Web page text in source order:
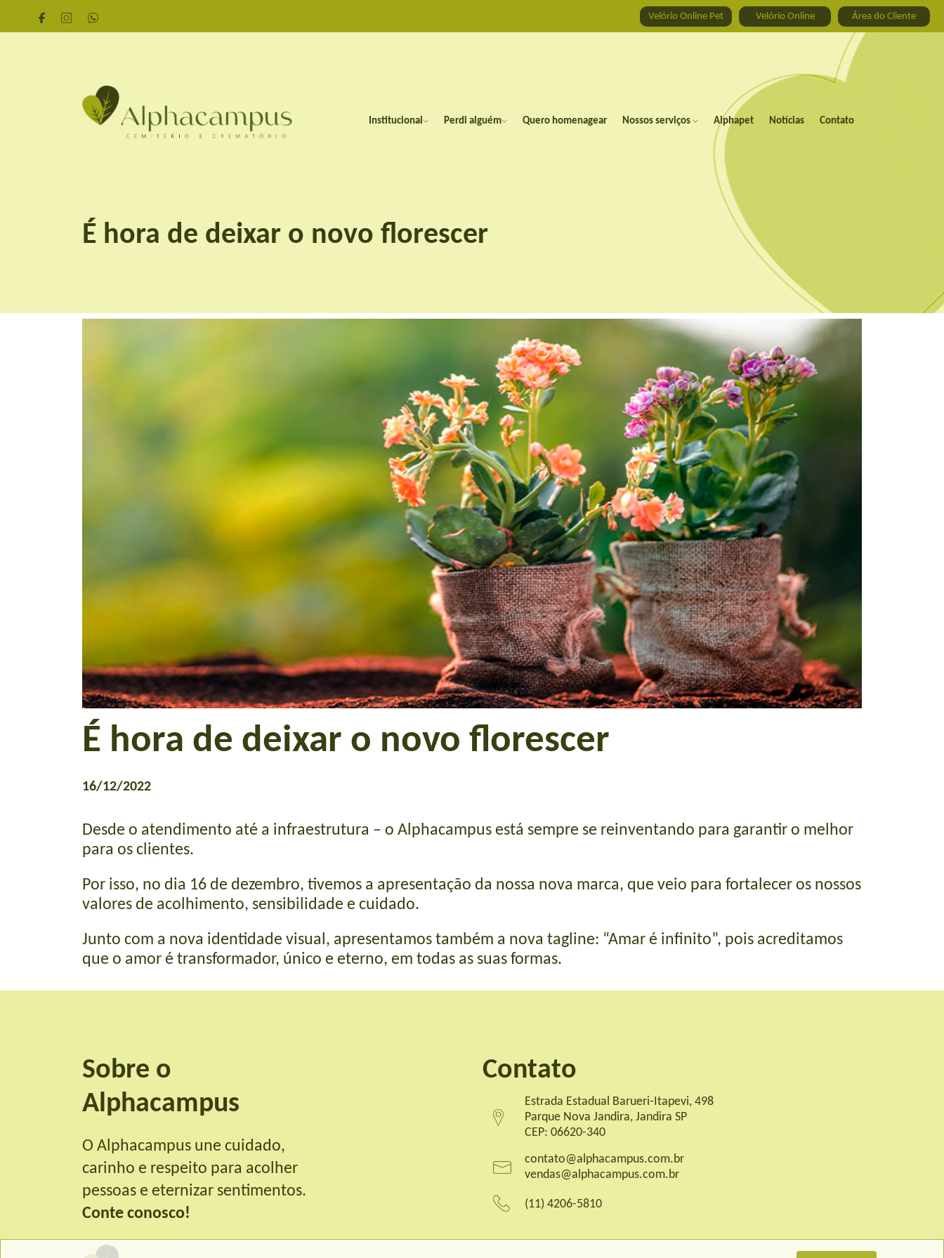
Velório Online Pet Velório Online Área do Cliente
Institucional Perdi alguém Quero homenagear Nossos serviços Alphapet Notícias Contato
É hora de deixar o novo florescer
É hora de deixar o novo florescer
16/12/2022
Desde o atendimento até a infraestrutura – o Alphacampus está sempre se reinventando para garantir o melhor
para os clientes.
Por isso, no dia 16 de dezembro, tivemos a apresentação da nossa nova marca, que veio para fortalecer os nossos
valores de acolhimento, sensibilidade e cuidado.
Junto com a nova identidade visual, apresentamos também a nova tagline: “Amar é infinito”, pois acreditamos
que o amor é transformador, único e eterno, em todas as suas formas.
Sobre o
Alphacampus
O Alphacampus une cuidado,
carinho e respeito para acolher
pessoas e eternizar sentimentos.
Conte conosco!
Contato
Estrada Estadual Barueri-Itapevi, 498
Parque Nova Jandira, Jandira SP
CEP: 06620-340
contato@alphacampus.com.br
vendas@alphacampus.com.br
(11) 4206-5810